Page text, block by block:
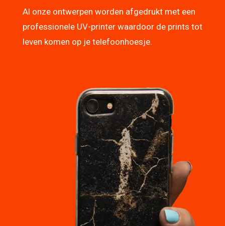
Al onze ontwerpen worden afgedrukt met een
professionele UV-printer waardoor de prints tot
leven komen op je telefoonhoesje.